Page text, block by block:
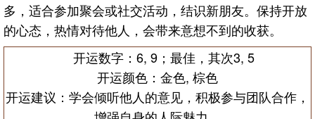
多，适合参加聚会或社交活动，结识新朋友。保持开放
的心态，热情对待他人，会带来意想不到的收获。
开运数字：6, 9；最佳，其次3, 5
开运颜色：金色, 棕色
开运建议：学会倾听他人的意见，积极参与团队合作，